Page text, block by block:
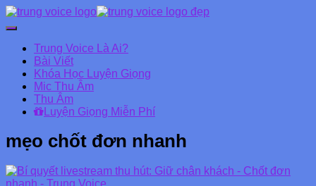
Chuyển
Danh
mục
chính
Trung Voice Là Ai?
Bài Viết
Khóa Học Luyện Giọng
Mic Thu Âm
Thu Âm
Luyện Giọng Miễn Phí
mẹo chốt đơn nhanh